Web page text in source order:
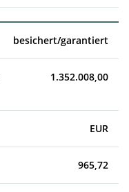
besichert/garantiert
1.352.008,00
EUR
965,72